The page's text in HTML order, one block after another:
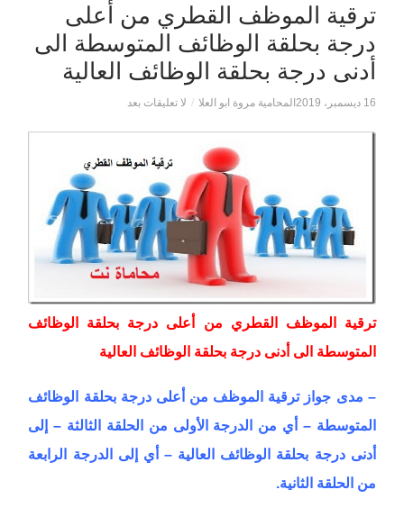
ترقية الموظف القطري من أعلى
درجة بحلقة الوظائف المتوسطة الى
أدنى درجة بحلقة الوظائف العالية
16 ديسمبر، 2019 المحامية مروة ابو العلا / لا تعليقات بعد
ترقية الموظف القطري من أعلى درجة بحلقة الوظائف
المتوسطة الى أدنى درجة بحلقة الوظائف العالية
– مدى جواز ترقية الموظف من أعلى درجة بحلقة الوظائف
المتوسطة – أي من الدرجة الأولى من الحلقة الثالثة – إلى
أدنى درجة بحلقة الوظائف العالية – أي إلى الدرجة الرابعة
من الحلقة الثانية.